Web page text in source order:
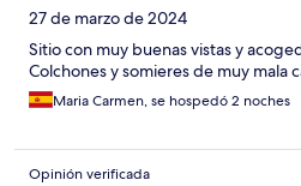
27 de marzo de 2024
Sitio con muy buenas vistas y
Colchones y somieres de muy mala
Maria Carmen, se hospedó 2 noches
Opinión verificada